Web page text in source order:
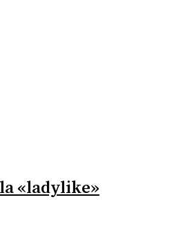
«ladylike»